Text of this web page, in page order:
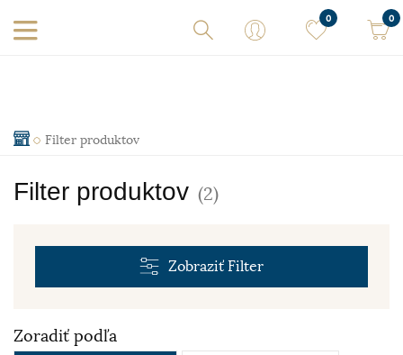
0 0
Filter produktov
Filter produktov (2)
Zobraziť Filter
Zoradiť podľa